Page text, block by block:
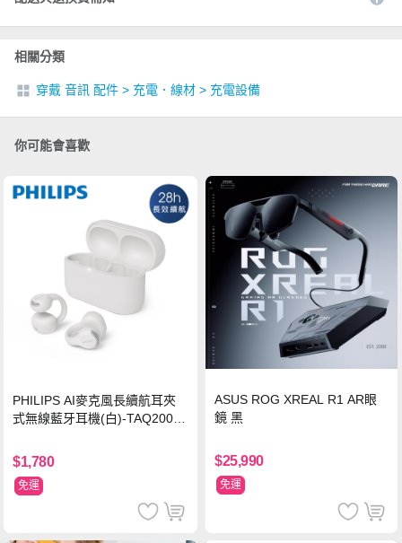
相關分類
穿戴 音訊 配件 > 充電．線材 > 充電設備
你可能會喜歡
PHILIPS AI麥克風長續航耳夾
式無線藍牙耳機(白)-TAQ2000
$1,780
免運
ASUS ROG XREAL R1 AR眼
鏡 黑
$25,990
免運